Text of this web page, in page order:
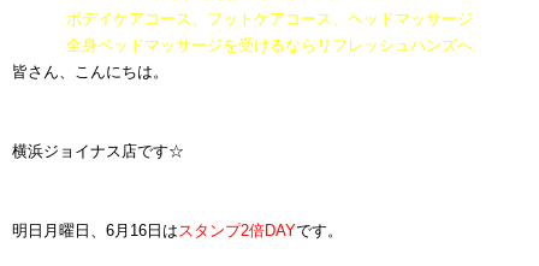
ボデイケアコース、フットケアコース、ヘッドマッサージ
全身ベッドマッサージを受けるならリフレッシュハンズへ
皆さん、こんにちは。
横浜ジョイナス店です☆
明日月曜日、6月16日は スタンプ2倍DAYです。